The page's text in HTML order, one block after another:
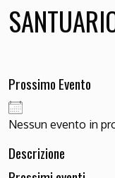
Prossimo Evento
Nessun evento in
Descrizione